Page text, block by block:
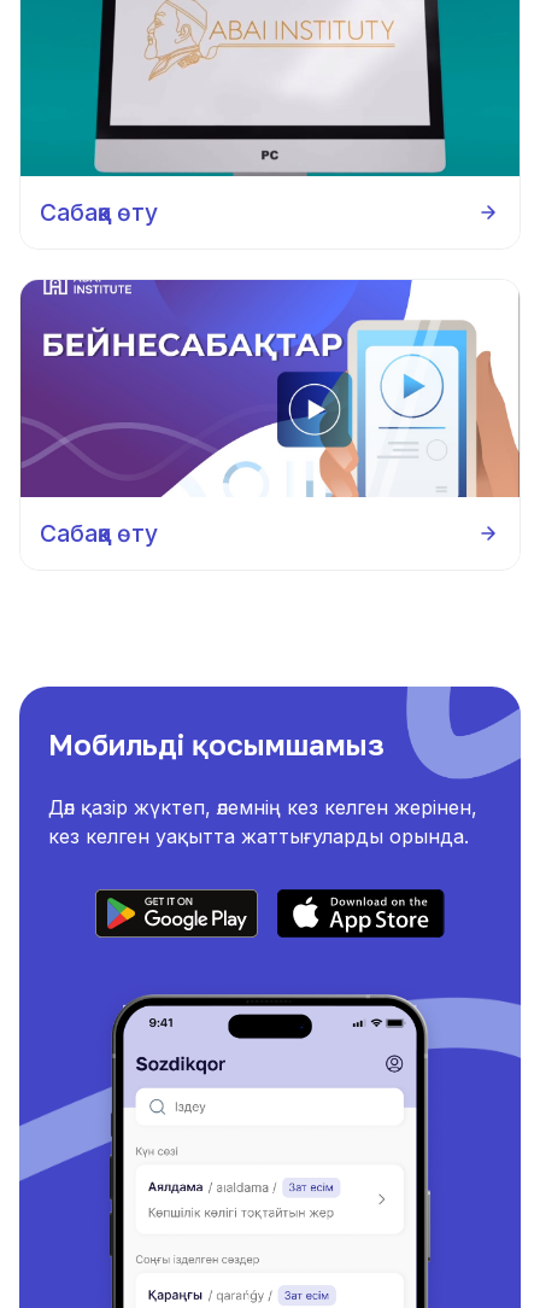
Сабаққа өту
Сабаққа өту
Мобильді қосымшамыз
Дәл қазір жүктеп, әлемнің кез келген жерінен,
кез келген уақытта жаттығуларды орында.